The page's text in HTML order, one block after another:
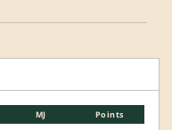
MJ Points